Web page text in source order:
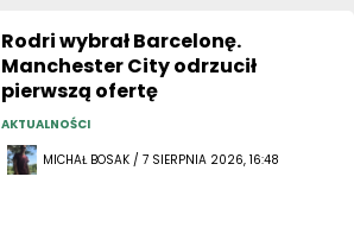
Rodri wybrał Barcelonę.
Manchester City odrzucił
pierwszą ofertę
AKTUALNOŚCI
MICHAŁ BOSAK / 7 SIERPNIA 2026, 16:48